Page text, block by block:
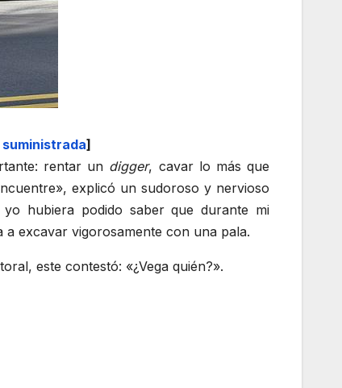
suministrada]
rentar un digger, cavar lo más que
explicó un sudoroso y nervioso
hubiera podido saber que durante mi
excavar vigorosamente con una pala.
este contestó: «¿Vega quién?».